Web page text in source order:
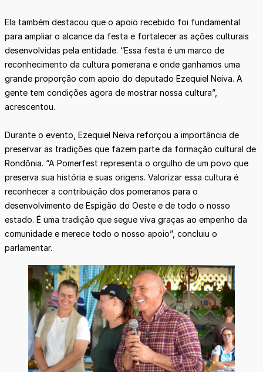
Ela também destacou que o apoio recebido foi fundamental
para ampliar o alcance da festa e fortalecer as ações culturais
desenvolvidas pela entidade. “Essa festa é um marco de
reconhecimento da cultura pomerana e onde ganhamos uma
grande proporção com apoio do deputado Ezequiel Neiva. A
gente tem condições agora de mostrar nossa cultura”,
acrescentou.
Durante o evento, Ezequiel Neiva reforçou a importância de
preservar as tradições que fazem parte da formação cultural de
Rondônia. “A Pomerfest representa o orgulho de um povo que
preserva sua história e suas origens. Valorizar essa cultura é
reconhecer a contribuição dos pomeranos para o
desenvolvimento de Espigão do Oeste e de todo o nosso
estado. É uma tradição que segue viva graças ao empenho da
comunidade e merece todo o nosso apoio”, concluiu o
parlamentar.